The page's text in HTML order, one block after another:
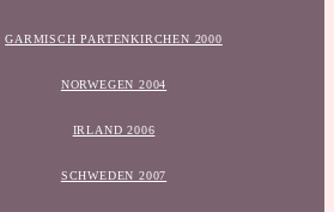
GARMISCH PARTENKIRCHEN 2000
NORWEGEN 2004
IRLAND 2006
SCHWEDEN 2007